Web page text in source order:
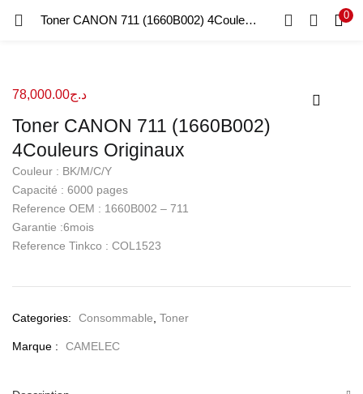
Toner CANON 711 (1660B002) 4Couleurs Originaux 0
Recherche
CONNEXION
connecter.
Se souvenir de moi
Connexion
Mot de passe perdu?
Toner CANON 711 (1660B002)
4Couleurs Originaux
د.ج78,000.00
Couleur : BK/M/C/Y
Capacité : 6000 pages
Reference OEM : 1660B002 – 711
Garantie :6mois
Reference Tinkco : COL1523
Categories: Consommable Toner
Marque : CAMELEC